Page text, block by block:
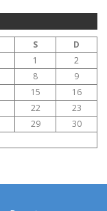
S
D
1
2
8
9
15
16
22
23
29
30